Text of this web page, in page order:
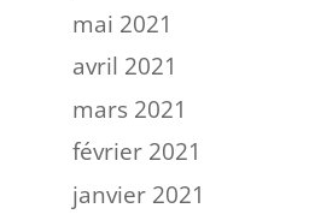
mai 2021
avril 2021
mars 2021
février 2021
janvier 2021